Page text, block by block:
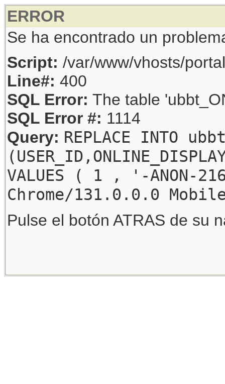
ERROR
Se ha encontrado un
Script: /var/www/vhosts/
Line#: 400
SQL Error: The table
SQL Error #: 1114
Query: REPLACE INTO
VALUES ( 1 , '-
Chrome/131.0.0.0
Pulse el botón ATRAS de su